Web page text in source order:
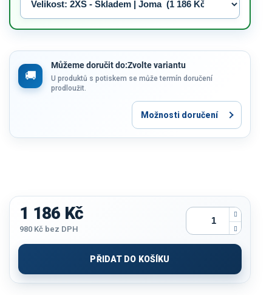
Můžeme doručit do:Zvolte variantu
U produktů s potiskem se může termín doručení
prodloužit.
Možnosti doručení
1 186 Kč
980 Kč bez DPH
cena:
PŘIDAT DO KOŠÍKU